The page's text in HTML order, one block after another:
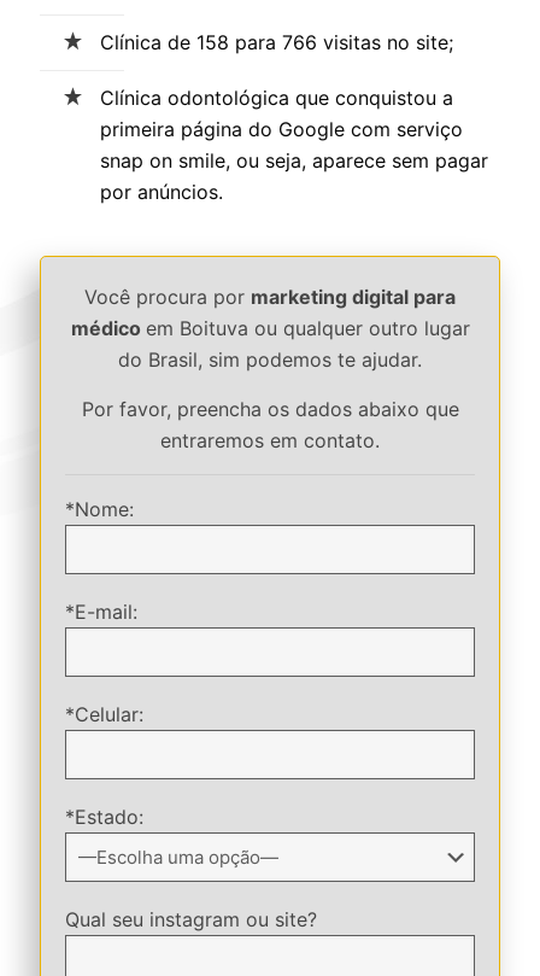
Clínica de 158 para 766 visitas no site;
Clínica odontológica que conquistou a
primeira página do Google com serviço
snap on smile, ou seja, aparece sem pagar
por anúncios.
Você procura por marketing digital para
médico em Boituva ou qualquer outro lugar
do Brasil, sim podemos te ajudar.
Por favor, preencha os dados abaixo que
entraremos em contato.
*Nome:
*E-mail:
*Celular:
*Estado:
Qual seu instagram ou site?